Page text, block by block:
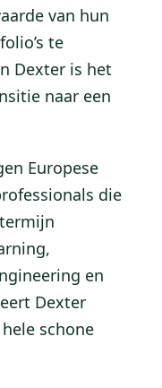
van hun
te
Dexter is het
naar een
Europese
die
en
Dexter
schone